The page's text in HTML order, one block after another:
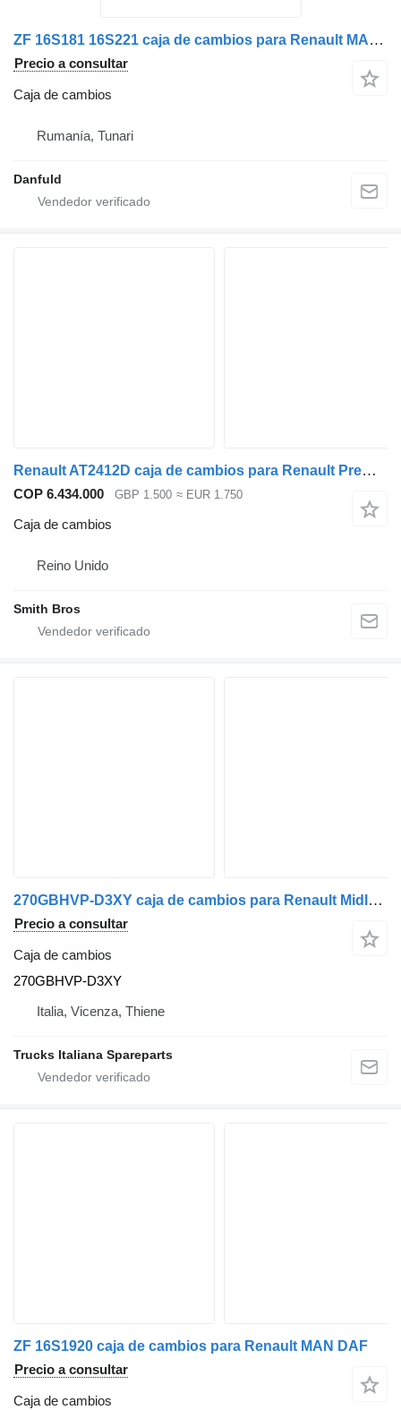
ZF 16S181 16S221 caja de cambios para Renault MAN DAF
Precio a consultar
Caja de cambios
Rumanía, Tunari
Danfuld
Renault AT2412D caja de cambios para Renault Premium camión
COP 6.434.000 GBP 1.500 ≈ EUR 1.750
Caja de cambios
Reino Unido
Smith Bros
270GBHVP-D3XY caja de cambios para Renault Midlum camión
Precio a consultar
Caja de cambios
270GBHVP-D3XY
Italia, Vicenza, Thiene
Trucks Italiana Spareparts
ZF 16S1920 caja de cambios para Renault MAN DAF
Precio a consultar
Caja de cambios